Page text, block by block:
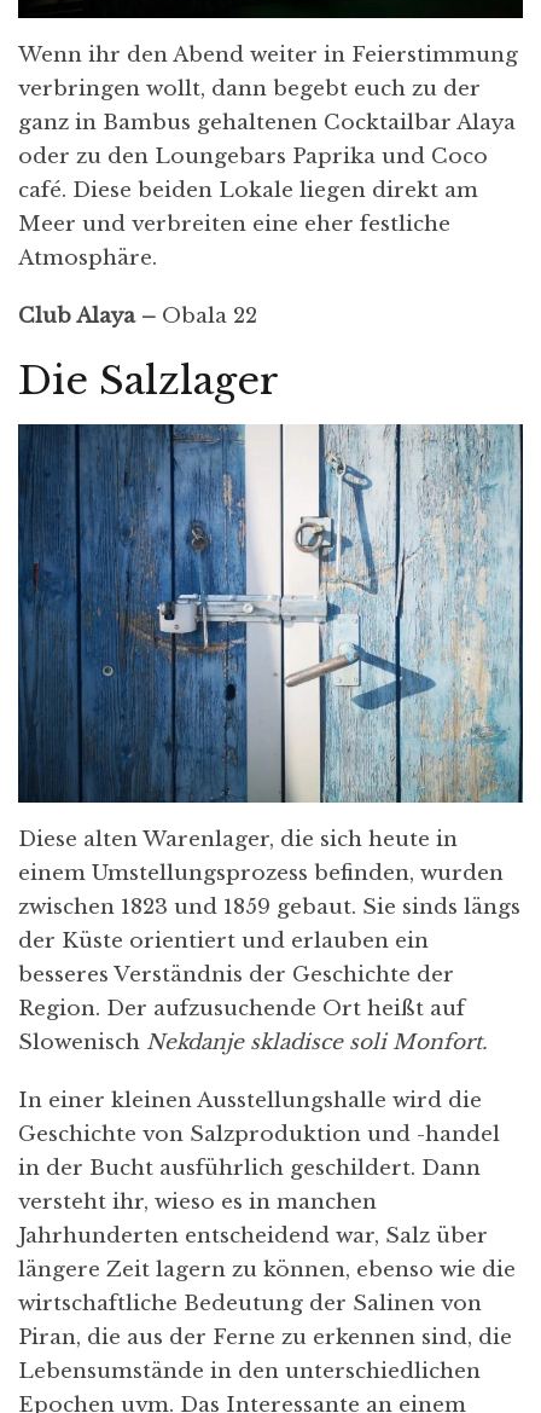
Wenn ihr den Abend weiter in Feierstimmung
verbringen wollt, dann begebt euch zu der
ganz in Bambus gehaltenen Cocktailbar Alaya
oder zu den Loungebars Paprika und Coco
café. Diese beiden Lokale liegen direkt am
Meer und verbreiten eine eher festliche
Atmosphäre.
Club Alaya – Obala 22
Die Salzlager
Diese alten Warenlager, die sich heute in
einem Umstellungsprozess befinden, wurden
zwischen 1823 und 1859 gebaut. Sie sinds längs
der Küste orientiert und erlauben ein
besseres Verständnis der Geschichte der
Region. Der aufzusuchende Ort heißt auf
Slowenisch Nekdanje skladisce soli Monfort.
In einer kleinen Ausstellungshalle wird die
Geschichte von Salzproduktion und -handel
in der Bucht ausführlich geschildert. Dann
versteht ihr, wieso es in manchen
Jahrhunderten entscheidend war, Salz über
längere Zeit lagern zu können, ebenso wie die
wirtschaftliche Bedeutung der Salinen von
Piran, die aus der Ferne zu erkennen sind, die
Lebensumstände in den unterschiedlichen
Epochen uvm. Das Interessante an einem